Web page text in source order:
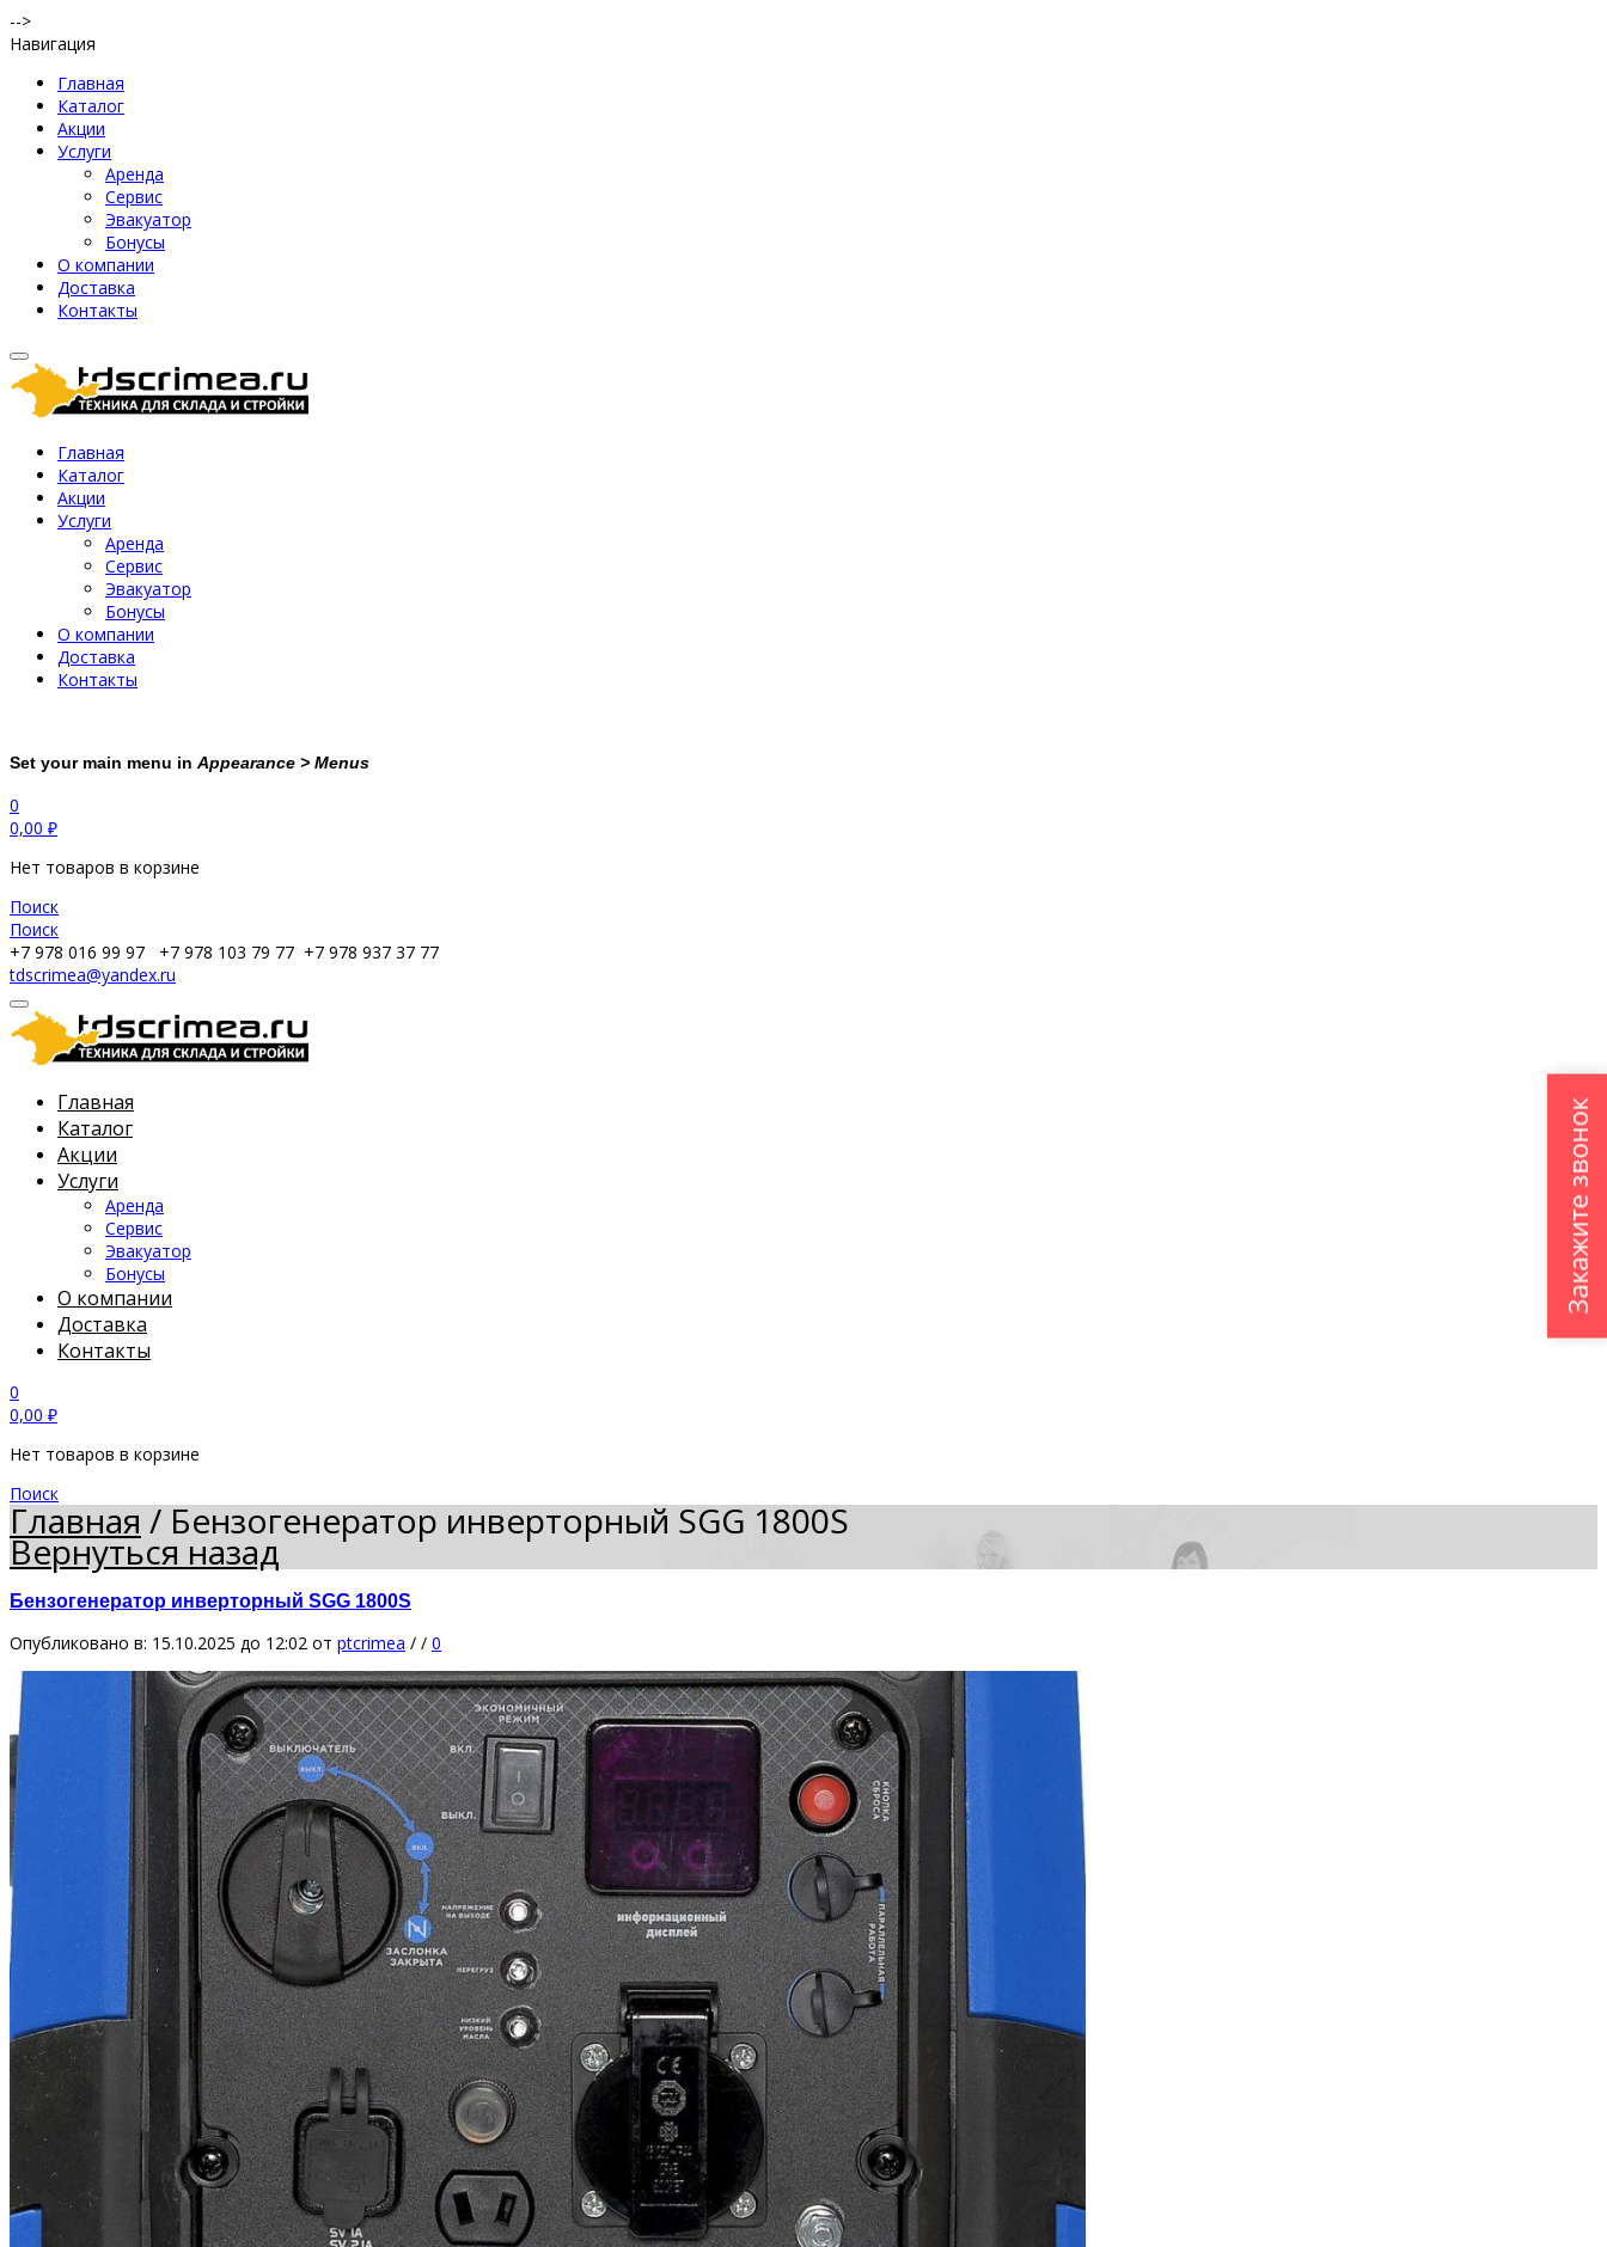
-->
Навигация
Главная
Каталог
Акции
Услуги
Аренда
Сервис
Эвакуатор
Бонусы
О компании
Доставка
Контакты
Главная
Каталог
Акции
Услуги
Аренда
Сервис
Эвакуатор
Бонусы
О компании
Доставка
Контакты
Set your main menu in Appearance > Menus
0
0,00 ₽
Нет товаров в корзине
Поиск
Поиск
+7 978 016 99 97
+7 978 103 79 77 +7 978 937 37 77
tdscrimea@yandex.ru
Главная
Каталог
Акции
Услуги
Аренда
Сервис
Эвакуатор
Бонусы
О компании
Доставка
Контакты
0
0,00 ₽
Нет товаров в корзине
Поиск
Главная/Бензогенератор инверторный SGG 1800S
Вернуться назад
Бензогенератор инверторный SGG 1800S
Опубликовано в: 15.10.2025 до 12:02 от ptcrimea / / 0
Закажите звонок